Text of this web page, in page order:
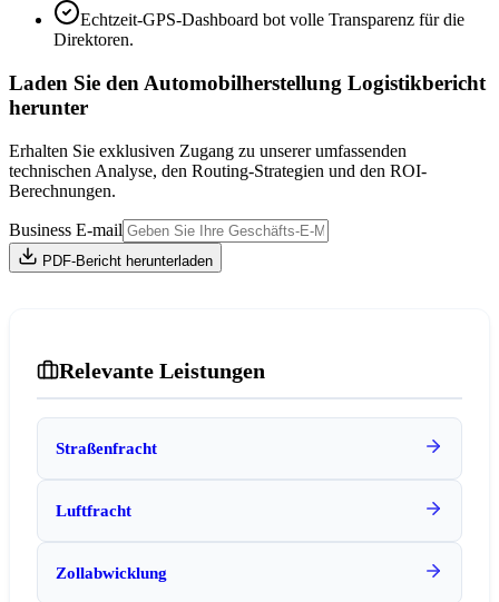
Echtzeit-GPS-Dashboard bot volle Transparenz für die
Direktoren.
Laden Sie den Automobilherstellung Logistikbericht
herunter
Erhalten Sie exklusiven Zugang zu unserer umfassenden
technischen Analyse, den Routing-Strategien und den ROI-
Berechnungen.
Business E-mail
PDF-Bericht herunterladen
Relevante Leistungen
Straßenfracht
Luftfracht
Zollabwicklung